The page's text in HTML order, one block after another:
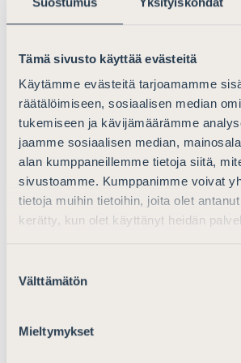
Tämä sivusto käyttää evästeitä
Käytämme evästeitä tarjoamamme
räätälöimiseen, sosiaalisen median
tukemiseen ja kävijämäärämme
jaamme sosiaalisen median,
alan kumppaneillemme tietoja siitä,
sivustoamme. Kumppanimme voivat
tietoja muihin tietoihin, joita olet
kerätty, kun olet käyttänyt heidän
valinta
Välttämätön
Mieltymykset
oikeusturvan ja johtaa
Martina Kronström huomauttaa, että
rajoittaminen saattaa estää
riittävää mahdollisuutta vastata
– Usein rikosasian kulku elää ja vasta
aikana saadaan tarkempaa tietoa
perusteista. Prekluusion
mahdollisuuden lisätodisteiden
mutta se ei saa tapahtua vastaajien